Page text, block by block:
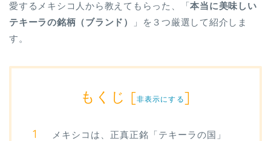
愛するメキシコ人から教えてもらった、「本当に美味しい
テキーラの銘柄（ブランド）
」を３つ厳選して紹介しま
す。
もくじ [非表示にする]
メキシコは、正真正銘「テキーラの国」